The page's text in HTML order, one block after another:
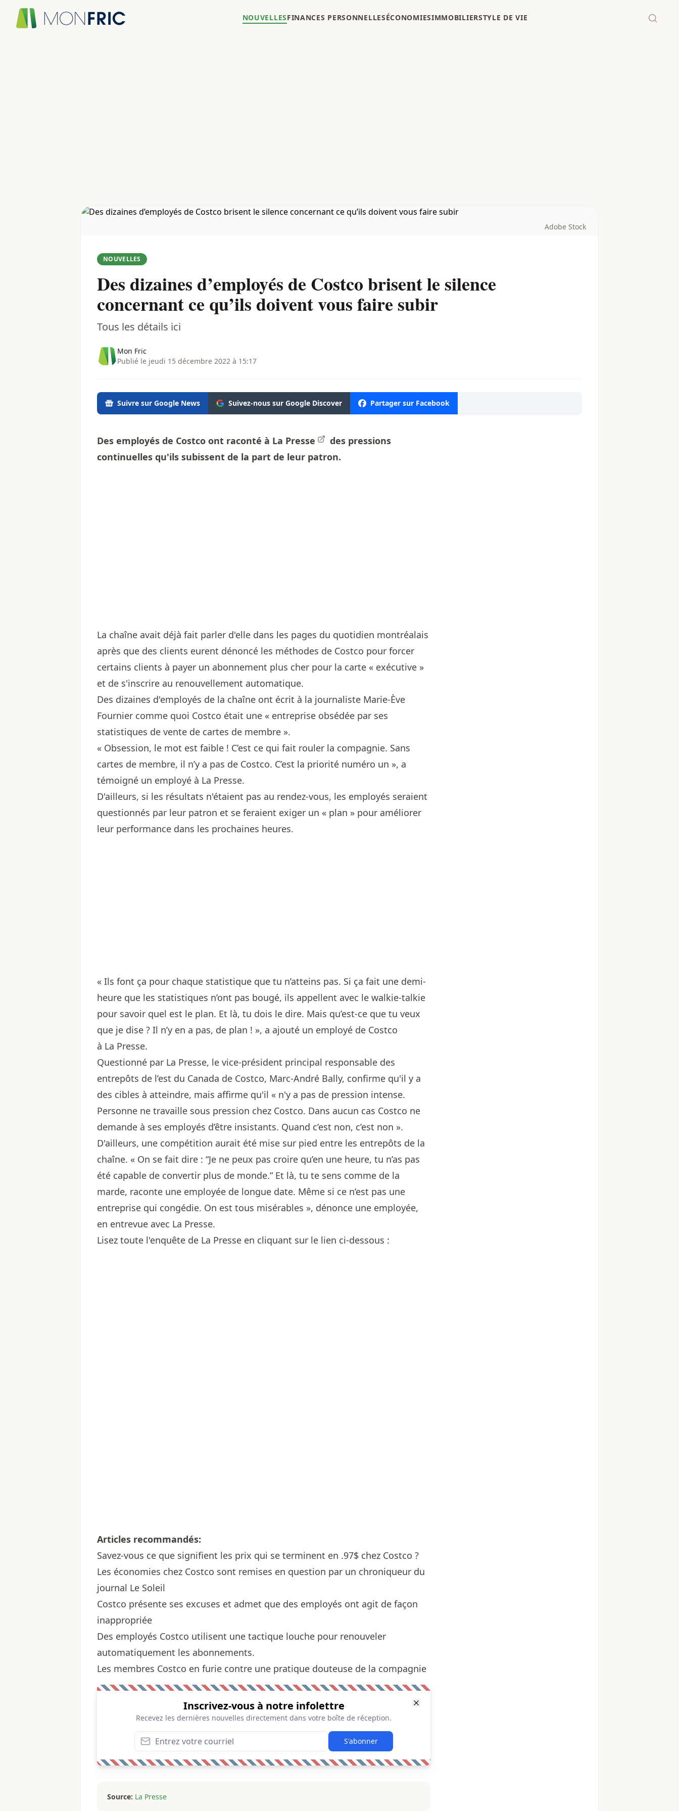
NOUVELLESFINANCES PERSONNELLESÉCONOMIESIMMOBILIERSTYLE DE VIE
Adobe Stock
NOUVELLES
Des dizaines d’employés de Costco brisent le silence
concernant ce qu’ils doivent vous faire subir
Tous les détails ici
Mon Fric
Publié le jeudi 15 décembre 2022 à 15:17
Suivre sur Google News Suivez-nous sur Google Discover Partager sur Facebook
Des employés de Costco ont raconté à La Presse
des pressions
continuelles qu'ils subissent de la part de leur patron.
La chaîne avait déjà fait parler d'elle dans les pages du quotidien montréalais
après que des clients eurent dénoncé les méthodes de Costco pour forcer
certains clients à payer un abonnement plus cher pour la carte « exécutive »
et de s'inscrire au renouvellement automatique.
Des dizaines d'employés de la chaîne ont écrit à la journaliste Marie-Ève
Fournier comme quoi Costco était une « entreprise obsédée par ses
statistiques de vente de cartes de membre ».
« Obsession, le mot est faible ! C’est ce qui fait rouler la compagnie. Sans
cartes de membre, il n’y a pas de Costco. C’est la priorité numéro un », a
témoigné un employé à La Presse.
D'ailleurs, si les résultats n'étaient pas au rendez-vous, les employés seraient
questionnés par leur patron et se feraient exiger un « plan » pour améliorer
leur performance dans les prochaines heures.
« Ils font ça pour chaque statistique que tu n’atteins pas. Si ça fait une demi-
heure que les statistiques n’ont pas bougé, ils appellent avec le walkie-talkie
pour savoir quel est le plan. Et là, tu dois le dire. Mais qu’est-ce que tu veux
que je dise ? Il n’y en a pas, de plan ! », a ajouté un employé de Costco
à La Presse.
Questionné par La Presse, le vice-président principal responsable des
entrepôts de l’est du Canada de Costco, Marc-André Bally, confirme qu'il y a
des cibles à atteindre, mais affirme qu'il « n'y a pas de pression intense.
Personne ne travaille sous pression chez Costco. Dans aucun cas Costco ne
demande à ses employés d’être insistants. Quand c’est non, c’est non ».
D'ailleurs, une compétition aurait été mise sur pied entre les entrepôts de la
chaîne. « On se fait dire : “Je ne peux pas croire qu’en une heure, tu n’as pas
été capable de convertir plus de monde.” Et là, tu te sens comme de la
marde, raconte une employée de longue date. Même si ce n’est pas une
entreprise qui congédie. On est tous misérables », dénonce une employée,
en entrevue avec La Presse.
Lisez toute l'enquête de La Presse en cliquant sur le lien ci-dessous :
Articles recommandés:
Savez-vous ce que signifient les prix qui se terminent en .97$ chez Costco ?
Les économies chez Costco sont remises en question par un chroniqueur du
journal Le Soleil
Costco présente ses excuses et admet que des employés ont agit de façon
inappropriée
Des employés Costco utilisent une tactique louche pour renouveler
automatiquement les abonnements.
Les membres Costco en furie contre une pratique douteuse de la compagnie
Inscrivez-vous à notre infolettre
Recevez les dernières nouvelles directement dans votre boîte de réception.
S'abonner
Source: La Presse